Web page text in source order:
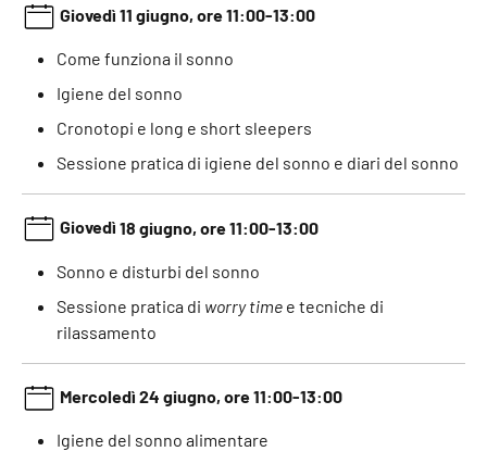
Giovedì 11 giugno, ore 11:00-13:00
Come funziona il sonno
Igiene del sonno
Cronotopi e long e short sleepers
Sessione pratica di igiene del sonno e diari del sonno
Giovedì 18 giugno, ore 11:00-13:00
Sonno e disturbi del sonno
Sessione pratica di worry time e tecniche di
rilassamento
Mercoledì 24 giugno, ore 11:00-13:00
Igiene del sonno alimentare